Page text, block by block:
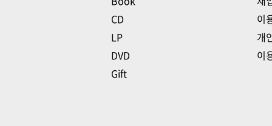
CD
LP
DVD
Gift
이
개
이